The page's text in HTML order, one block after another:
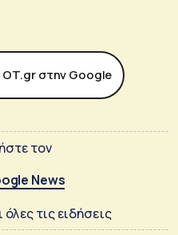
στην Google
τον
News
τις ειδήσεις